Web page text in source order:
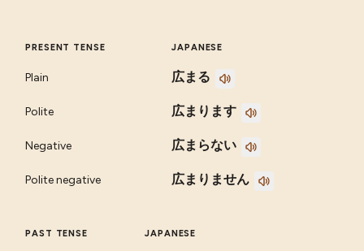
PRESENT TENSE JAPANESE
Plain 広まる
Polite 広まります
Negative 広まらない
Polite negative 広まりません
PAST TENSE JAPANESE